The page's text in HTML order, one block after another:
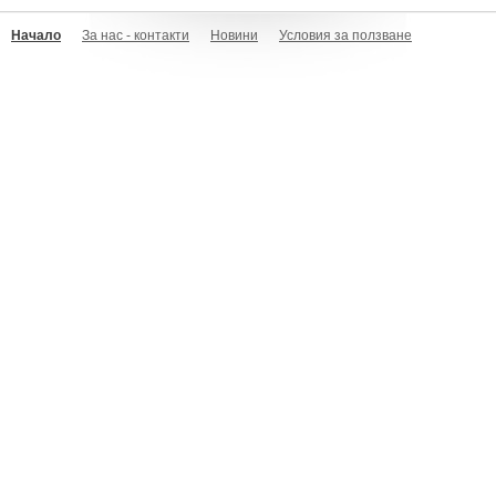
Начало За нас - контакти Новини Условия за ползване